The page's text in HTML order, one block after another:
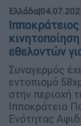
Ελλάδα|
εθελοντών
Συναγερμός
εντοπισμό
στην περιοχή
Ιπποκράτειο
Ενότητας